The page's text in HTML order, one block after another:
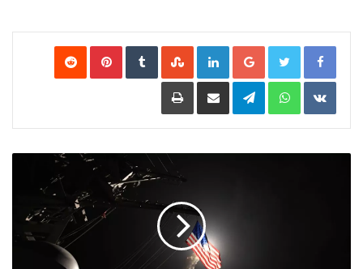
Google+
LinkedIn
‏StumbleUpon
‏VKontakte
WhatsApp
Telegram مشاركة عبر البريد طباعة